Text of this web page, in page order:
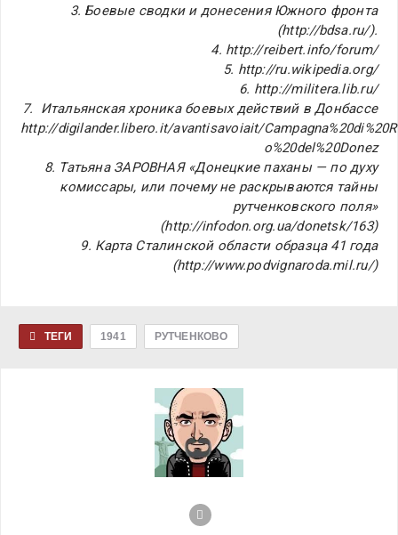
3. Боевые сводки и донесения Южного фронта
(http://bdsa.ru/).
4. http://reibert.info/forum/
5. http://ru.wikipedia.org/
6. http://militera.lib.ru/
7. Итальянская хроника боевых действий в Донбассе
http://digilander.libero.it/avantisavoiait/
o%20del%20Donez
8. Татьяна ЗАРОВНАЯ «Донецкие паханы — по духу
комиссары, или почему не раскрываются тайны
рутченковского поля»
(http://infodon.org.ua/donetsk/163)
9. Карта Сталинской области образца 41 года
(http://www.podvignaroda.mil.ru/)
ТЕГИ 1941 РУТЧЕНКОВО